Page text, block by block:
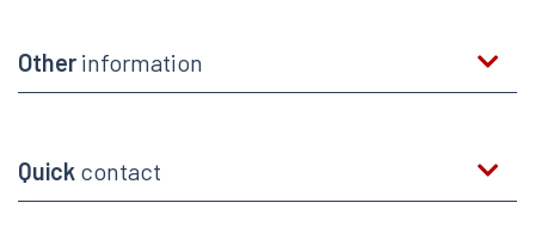
Other information
Quick contact